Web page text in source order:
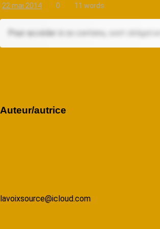
22 mai 2014 0 11 words
Pour accéder à ce contenu, sont
Auteur/autrice
lavoixsource@icloud.com